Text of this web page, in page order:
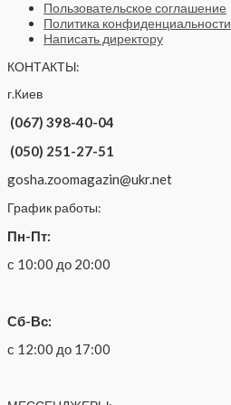
Пользовательское соглашение
Политика конфиденциальности
Написать директору
КОНТАКТЫ:
г.Киев
(067) 398-40-04
(050) 251-27-51
gosha.zoomagazin@ukr.net
График работы:
Пн-Пт:
с 10:00 до 20:00
Сб-Вс:
с 12:00 до 17:00